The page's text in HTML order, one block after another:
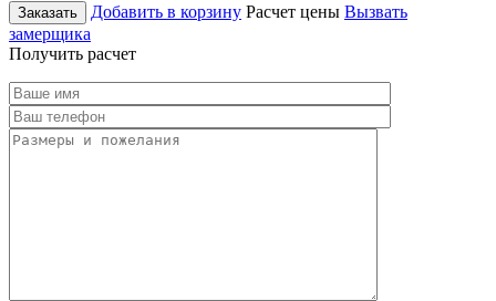
Заказать Добавить в корзину Расчет цены Вызвать
замерщика
Получить расчет